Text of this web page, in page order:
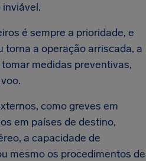
é sempre a prioridade, e
torna a operação arriscada, a
medidas preventivas,
como greves em
em países de destino,
a capacidade de
mesmo os procedimentos de